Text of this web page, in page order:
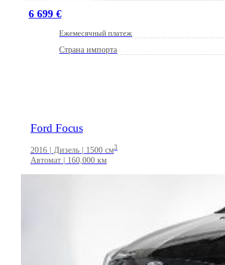
6 699 €
Ежемесячный платеж
Страна импорта
Ford Focus
2016 | Дизель | 1500 см3
Автомат | 160,000 км